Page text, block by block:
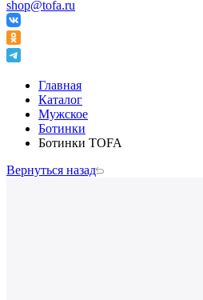
shop@tofa.ru
Главная
Каталог
Мужское
Ботинки
Ботинки TOFA
Вернуться назад